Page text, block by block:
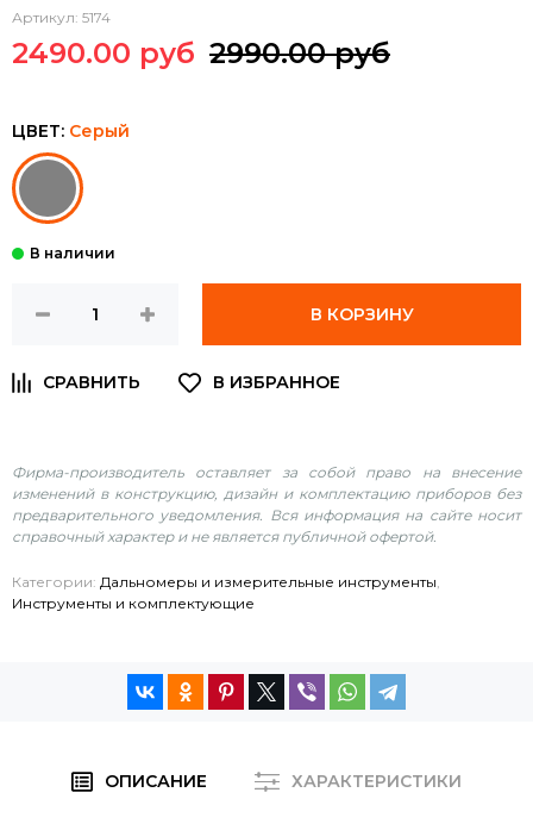
Артикул: 5174
2490.00 руб 2990.00 руб
ЦВЕТ: Серый
В КОРЗИНУ
Фирма-производитель оставляет за собой право на внесение
изменений в конструкцию, дизайн и комплектацию приборов без
предварительного уведомления. Вся информация на сайте носит
справочный характер и не является публичной офертой.
Категории: Дальномеры и измерительные инструменты,
Инструменты и комплектующие
ОПИСАНИЕ ХАРАКТЕРИСТИКИ